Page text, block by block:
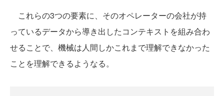
これらの3つの要素に、そのオペレーターの会社が持
っているデータから導き出したコンテキストを組み合わ
せることで、機械は人間しかこれまで理解できなかった
ことを理解できるようなる。